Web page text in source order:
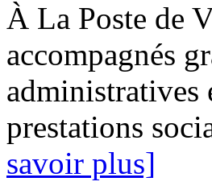
À La Poste de
accompagnés
administratives
prestations
savoir plus]